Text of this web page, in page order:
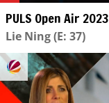
PULS Open Air 2023
Lie Ning(E: 37)